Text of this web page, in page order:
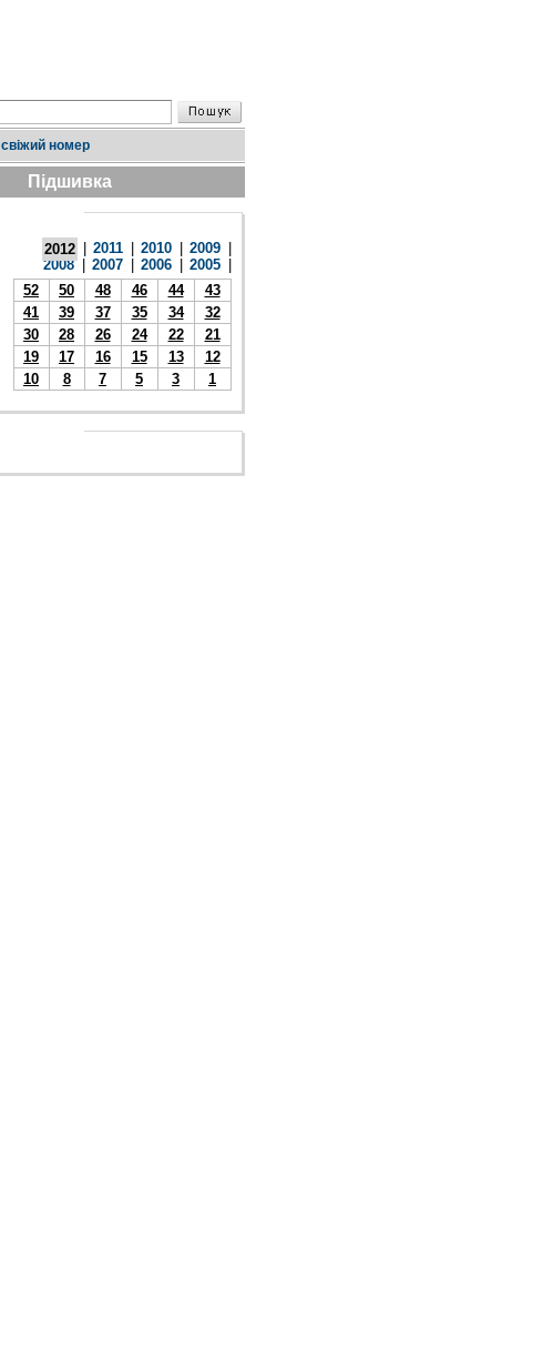
свіжий номер
Підшивка
2012 2011 2010 2009
2008 | 2007 2006 2005
52
50 48 46 44
43
41
39 37 35 34
32
30
28 26 24 22
21
19
17 16 15 13
12
10
8 7 5 3 1